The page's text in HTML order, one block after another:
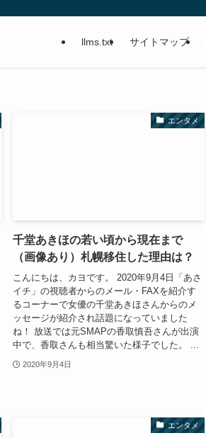
llms.txt サイトマップ
エンタメ
千堂あきほの若い頃から現在まで
（画像あり）札幌移住した理由は？
こんにちは、カヨです。 2020年9月4日「あさ
イチ」の視聴者からのメール・FAXを紹介す
るコーナーで女優の千堂あきほさんからのメ
ッセージが紹介され話題になっていました
ね！ 放送では元SMAPの香取慎吾さんが出演
中で、香取さんも相当驚いた様子でした。 ...
2020年9月4日
エンタメ